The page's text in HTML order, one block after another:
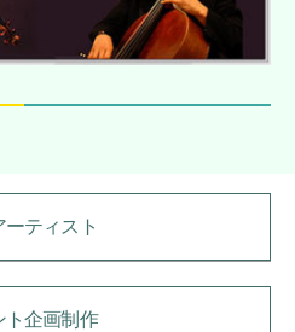
ーティスト
ト企画制作